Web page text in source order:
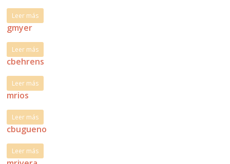
Leer más
gmyer
Leer más
cbehrens
Leer más
mrios
Leer más
cbugueno
Leer más